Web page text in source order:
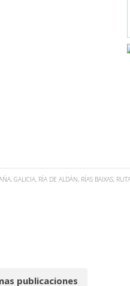
, GALICIA, RÍA DE ALDÁN, RÍAS BAIXAS,
publicaciones